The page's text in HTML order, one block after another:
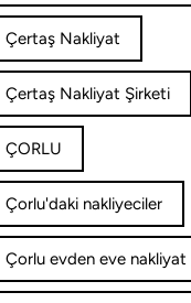
Çertaş Nakliyat
Çertaş Nakliyat Şirketi
ÇORLU
Çorlu'daki nakliyeciler
Çorlu evden eve nakliyat